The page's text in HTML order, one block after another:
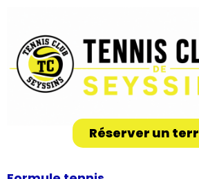
Réserver un